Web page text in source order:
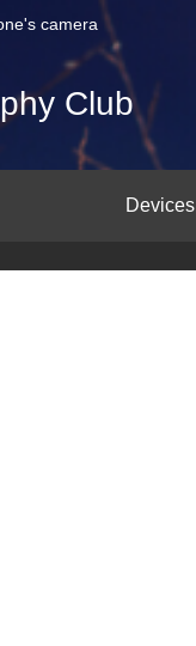
camera
Club
Devices